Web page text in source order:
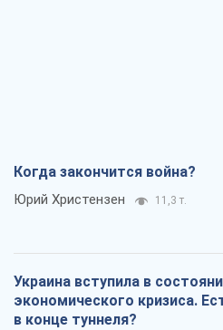
Когда закончится война?
Юрий Христензен 11,3 т.
Украина вступила в
экономического кризиса.
в конце туннеля?